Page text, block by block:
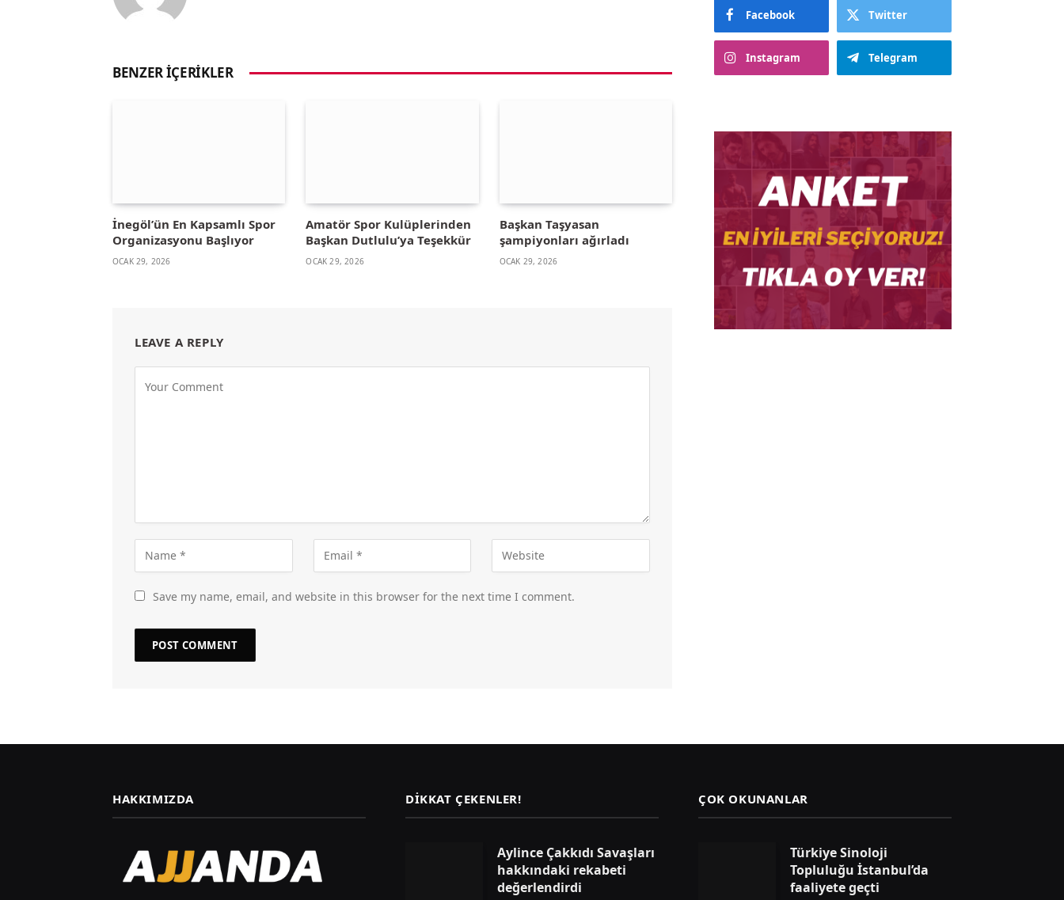
BENZER İÇERIKLER
İnegöl’ün En Kapsamlı Spor
Organizasyonu Başlıyor
OCAK 29, 2026
Amatör Spor Kulüplerinden
Başkan Dutlulu’ya Teşekkür
OCAK 29, 2026
Başkan Taşyasan
şampiyonları ağırladı
OCAK 29, 2026
LEAVE A REPLY
Save my name, email, and website in this browser for the next time I comment.
Facebook Twitter
Instagram Telegram
HAKKIMIZDA DIKKAT ÇEKENLER!
Aylince Çakkıdı Savaşları
hakkındaki rekabeti
değerlendirdi
ÇOK OKUNANLAR
Türkiye Sinoloji
Topluluğu İstanbul’da
faaliyete geçti